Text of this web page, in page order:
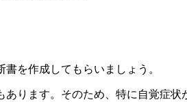
を作成してもらいましょう。
ります。そのため、特に自覚症状